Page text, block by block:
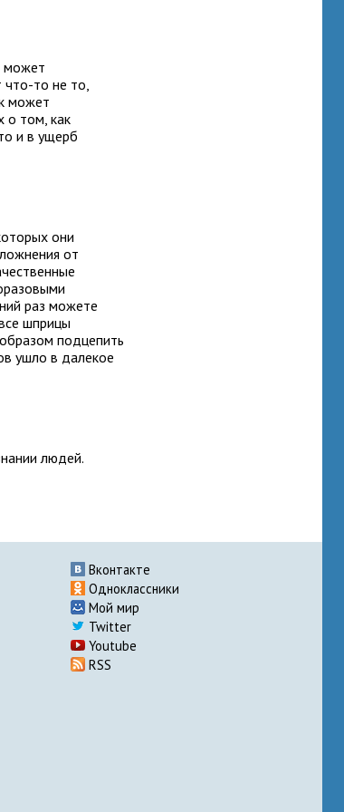
может
что-то не то,
может
о том, как
и в ущерб
они
от
раз можете
шприцы
подцепить
ушло в далекое
людей.
Вконтакте
Одноклассники
Мой мир
Twitter
Youtube
RSS